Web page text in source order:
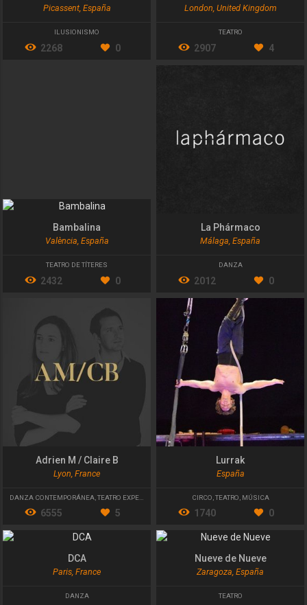
Picassent, España
ILUSIONISMO
2268 0
London, United Kingdom
TEATRO
2907 4
Bambalina
València, España
TEATRO DE TÍTERES
2432 0
La Phármaco
Málaga, España
DANZA
2012 0
Adrien M / Claire B
Lyon, France
DANZA CONTEMPORÁNEA TEATRO EXPERIMENTAL
6555 5
Lurrak
España
CIRCO TEATRO MÚSICA
1740 0
DCA
Paris, France
DANZA
Nueve de Nueve
Zaragoza, España
TEATRO